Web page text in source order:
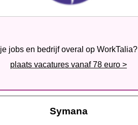
je jobs en bedrijf overal op WorkTalia?
plaats vacatures vanaf 78 euro >
Symana